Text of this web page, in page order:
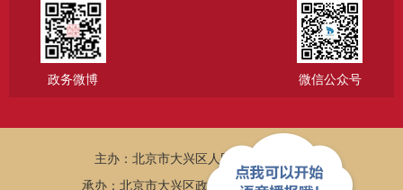
政务微博 微信公众号
主办：北京市大兴区人民政府办公室
承办：北京市大兴区政务服务和数据管理局